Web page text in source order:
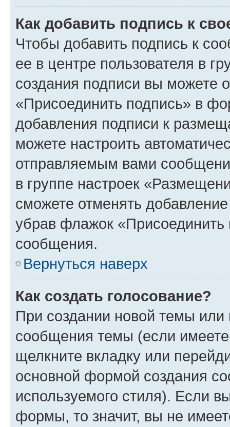
Как добавить подпись к
Чтобы добавить подпись к
ее в центре пользователя в
создания подписи вы можете
«Присоединить подпись» в
добавления подписи к
можете настроить
отправляемым вами
в группе настроек
сможете отменять
убрав флажок
сообщения.
Вернуться наверх
Как создать голосование?
При создании новой темы или
сообщения темы (если
щелкните вкладку или
основной формой создания
используемого стиля). Если
формы, то значит, вы не